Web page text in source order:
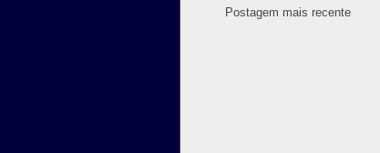
Postagem mais recente